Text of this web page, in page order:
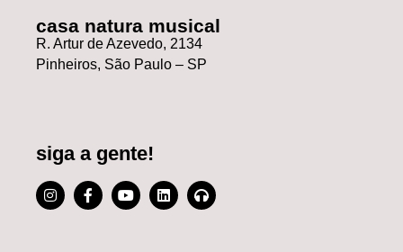
casa natura musical
R. Artur de Azevedo, 2134
Pinheiros, São Paulo – SP
siga a gente!